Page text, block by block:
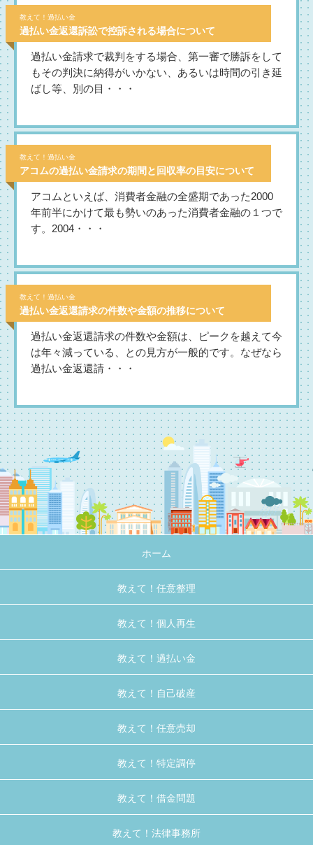
教えて！過払い金
過払い金返還訴訟で控訴される場合について
過払い金請求で裁判をする場合、第一審で勝訴をして
もその判決に納得がいかない、あるいは時間の引き延
ばし等、別の目・・・
教えて！過払い金
アコムの過払い金請求の期間と回収率の目安について
アコムといえば、消費者金融の全盛期であった2000
年前半にかけて最も勢いのあった消費者金融の１つで
す。2004・・・
教えて！過払い金
過払い金返還請求の件数や金額の推移について
過払い金返還請求の件数や金額は、ピークを越えて今
は年々減っている、との見方が一般的です。なぜなら
過払い金返還請・・・
ホーム
教えて！任意整理
教えて！個人再生
教えて！過払い金
教えて！自己破産
教えて！任意売却
教えて！特定調停
教えて！借金問題
教えて！法律事務所